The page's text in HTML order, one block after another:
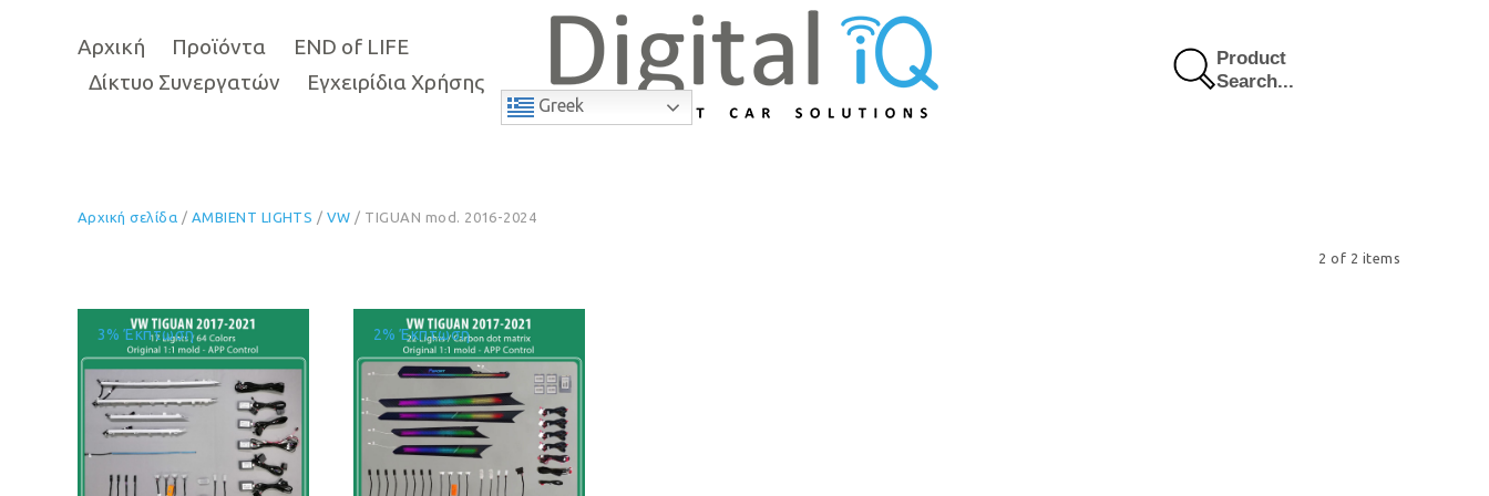
Αρχική Προϊόντα
END of LIFE
Δίκτυο Συνεργατών
Εγχειρίδια Χρήσης
Greek
Product
Search...
Αρχική σελίδα / AMBIENT LIGHTS / VW / TIGUAN mod. 2016-2024
2 of 2 items
3% Έκπτωση 2% Έκπτωση